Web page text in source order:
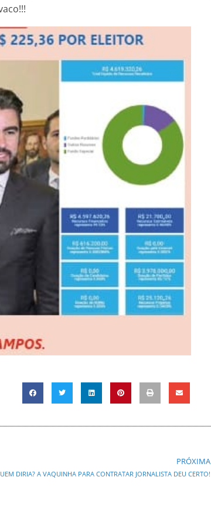
do sovaco!!!
PRÓXIMA
DIRIA? A VAQUINHA PARA CONTRATAR JORNALISTA DEU CERTO!